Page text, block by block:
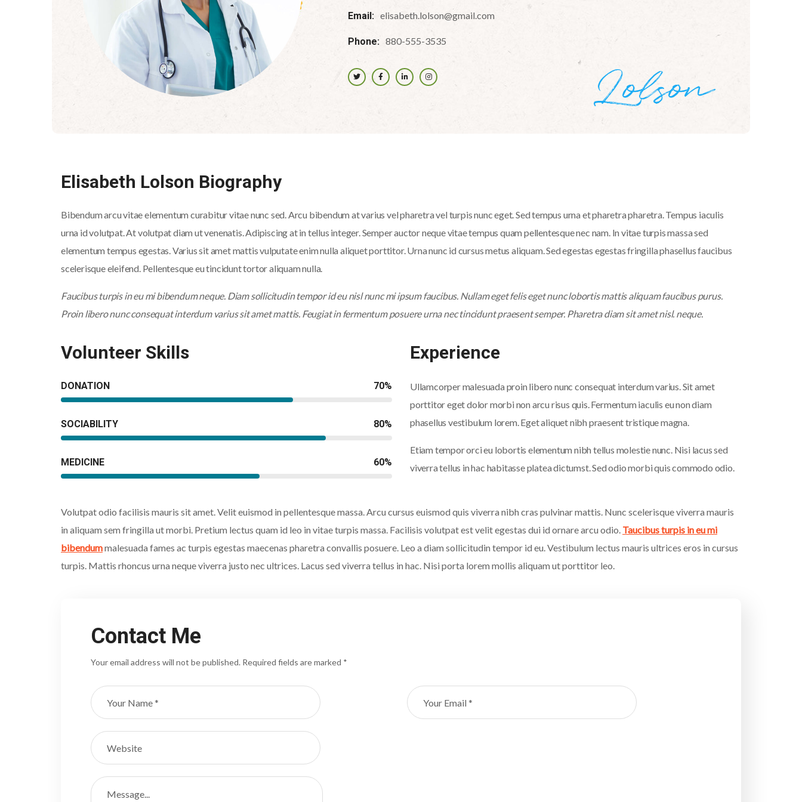
Email: elisabeth.lolson@gmail.com
Phone: 880-555-3535
Elisabeth Lolson Biography
Bibendum arcu vitae elementum curabitur vitae nunc sed. Arcu bibendum at varius vel pharetra vel turpis nunc eget. Sed tempus urna et pharetra pharetra. Tempus iaculis
urna id volutpat. At volutpat diam ut venenatis. Adipiscing at in tellus integer. Semper auctor neque vitae tempus quam pellentesque nec nam. In vitae turpis massa sed
elementum tempus egestas. Varius sit amet mattis vulputate enim nulla aliquet porttitor. Urna nunc id cursus metus aliquam. Sed egestas egestas fringilla phasellus faucibus
scelerisque eleifend. Pellentesque eu tincidunt tortor aliquam nulla.
Faucibus turpis in eu mi bibendum neque. Diam sollicitudin tempor id eu nisl nunc mi ipsum faucibus. Nullam eget felis eget nunc lobortis mattis aliquam faucibus purus.
Proin libero nunc consequat interdum varius sit amet mattis. Feugiat in fermentum posuere urna nec tincidunt praesent semper. Pharetra diam sit amet nisl. neque.
Volunteer Skills
DONATION 70%
SOCIABILITY 80%
MEDICINE 60%
Experience
Ullamcorper malesuada proin libero nunc consequat interdum varius. Sit amet
porttitor eget dolor morbi non arcu risus quis. Fermentum iaculis eu non diam
phasellus vestibulum lorem. Eget aliquet nibh praesent tristique magna.
Etiam tempor orci eu lobortis elementum nibh tellus molestie nunc. Nisi lacus sed
viverra tellus in hac habitasse platea dictumst. Sed odio morbi quis commodo odio.
Volutpat odio facilisis mauris sit amet. Velit euismod in pellentesque massa. Arcu cursus euismod quis viverra nibh cras pulvinar mattis. Nunc scelerisque viverra mauris
in aliquam sem fringilla ut morbi. Pretium lectus quam id leo in vitae turpis massa. Facilisis volutpat est velit egestas dui id ornare arcu odio. Taucibus turpis in eu mi
bibendummalesuada fames ac turpis egestas maecenas pharetra convallis posuere. Leo a diam sollicitudin tempor id eu. Vestibulum lectus mauris ultrices eros in cursus
turpis. Mattis rhoncus urna neque viverra justo nec ultrices. Lacus sed viverra tellus in hac. Nisi porta lorem mollis aliquam ut porttitor leo.
Contact Me
Your email address will not be published. Required fields are marked *